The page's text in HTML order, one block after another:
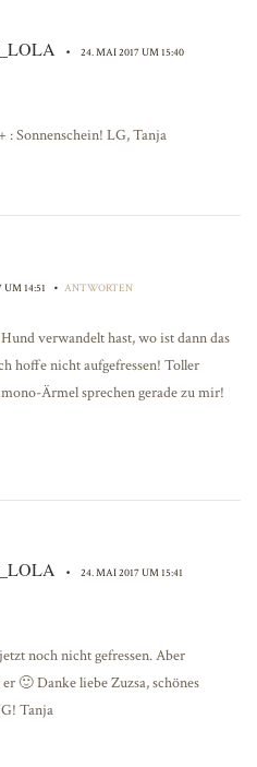
• 24. MAI 2017 UM 15:40
: Sonnenschein! LG, Tanja
UM 14:51 • ANTWORTEN
verwandelt hast, wo ist dann das
hoffe nicht aufgefressen! Toller
Ärmel sprechen gerade zu mir!
• 24. MAI 2017 UM 15:41
noch nicht gefressen. Aber
🙂 Danke liebe Zuzsa, schönes
Tanja